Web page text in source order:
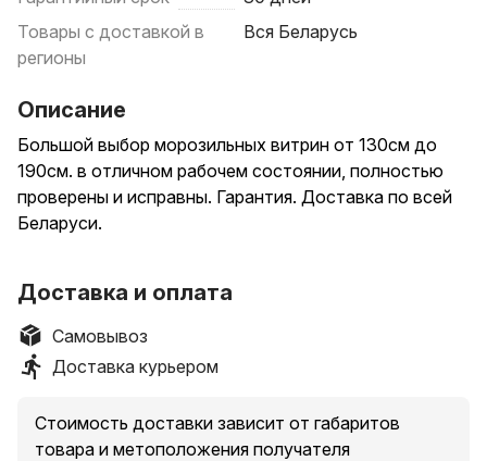
Товары с доставкой в
регионы
Вся Беларусь
Описание
Большой выбор морозильных витрин от 130см до
190см. в отличном рабочем состоянии, полностью
проверены и исправны. Гарантия. Доставка по всей
Беларуси.
предназначена для демонстрации, заморозки и
хранения продуктов, мороженого и полуфабрикатов
на предприятиях торговли и общественного питания
Тип морозильная
Доставка и оплата
Самовывоз
Доставка курьером
Стоимость доставки зависит от габаритов
товара и метоположения получателя